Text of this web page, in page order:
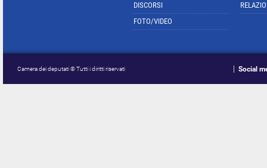
DISCORSI
FOTO/VIDEO
Camera dei deputati © Tutti i diritti riservati Social